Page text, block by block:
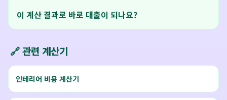
이 계산 결과로 바로 대출이 되나요?
🔗 관련 계산기
인테리어 비용 계산기